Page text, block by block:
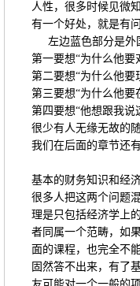
人性，很多时候见微
有一个好处，就是有
左边蓝色部分是外
第一要想“为什么他要
第二要想“为什么他要
第三要想“为什么他要
第四要想“他想跟我说
很少有人无缘无故的
我们在后面的章节还
基本的财务知识和经
很多人把这两个问题
理是只包括经济学上
者同属一个范畴，如
面的课程，也完全不
固然答不出来，有了